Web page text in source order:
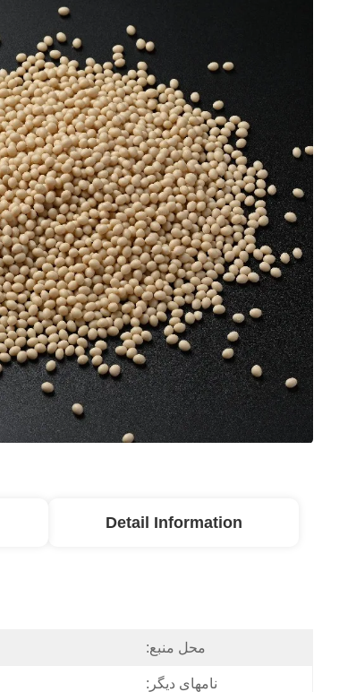
Detail Information
محل منبع:
نامهای دیگر: